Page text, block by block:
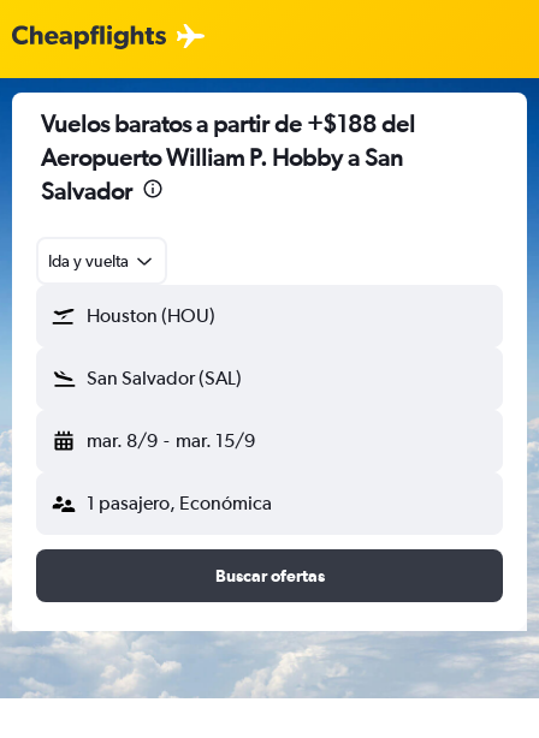
Vuelos baratos a partir de +$188 del
Aeropuerto William P. Hobby a San
Salvador
Ida y vuelta
Houston (HOU)
San Salvador (SAL)
mar. 8/9 - mar. 15/9
1 pasajero, Económica
Buscar ofertas